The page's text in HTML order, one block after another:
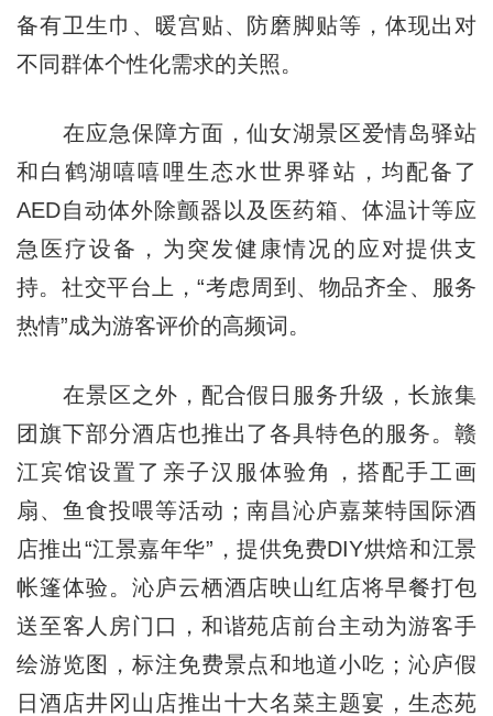
备有卫生巾、暖宫贴、防磨脚贴等，体现出对
不同群体个性化需求的关照。
在应急保障方面，仙女湖景区爱情岛驿站
和白鹤湖嘻嘻哩生态水世界驿站，均配备了
AED自动体外除颤器以及医药箱、体温计等应
急医疗设备，为突发健康情况的应对提供支
持。社交平台上，“考虑周到、物品齐全、服务
热情”成为游客评价的高频词。
在景区之外，配合假日服务升级，长旅集
团旗下部分酒店也推出了各具特色的服务。赣
江宾馆设置了亲子汉服体验角，搭配手工画
扇、鱼食投喂等活动；南昌沁庐嘉莱特国际酒
店推出“江景嘉年华”，提供免费DIY烘焙和江景
帐篷体验。沁庐云栖酒店映山红店将早餐打包
送至客人房门口，和谐苑店前台主动为游客手
绘游览图，标注免费景点和地道小吃；沁庐假
日酒店井冈山店推出十大名菜主题宴，生态苑